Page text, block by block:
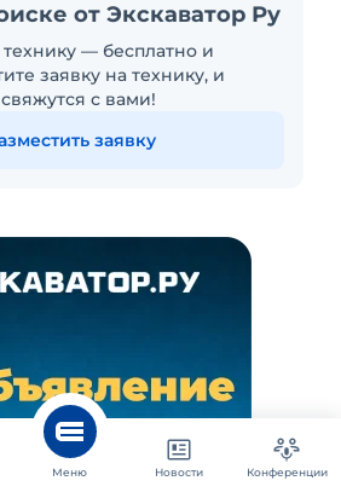
от Экскаватор Ру
— бесплатно и
заявку на технику, и
с вами!
заявку
Меню Новости Конференции